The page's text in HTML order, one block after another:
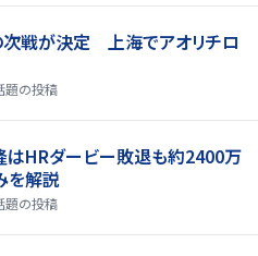
次戦が決定 上海でアオリチロ
題の投稿
はHRダービー敗退も約2400万
を解説
題の投稿